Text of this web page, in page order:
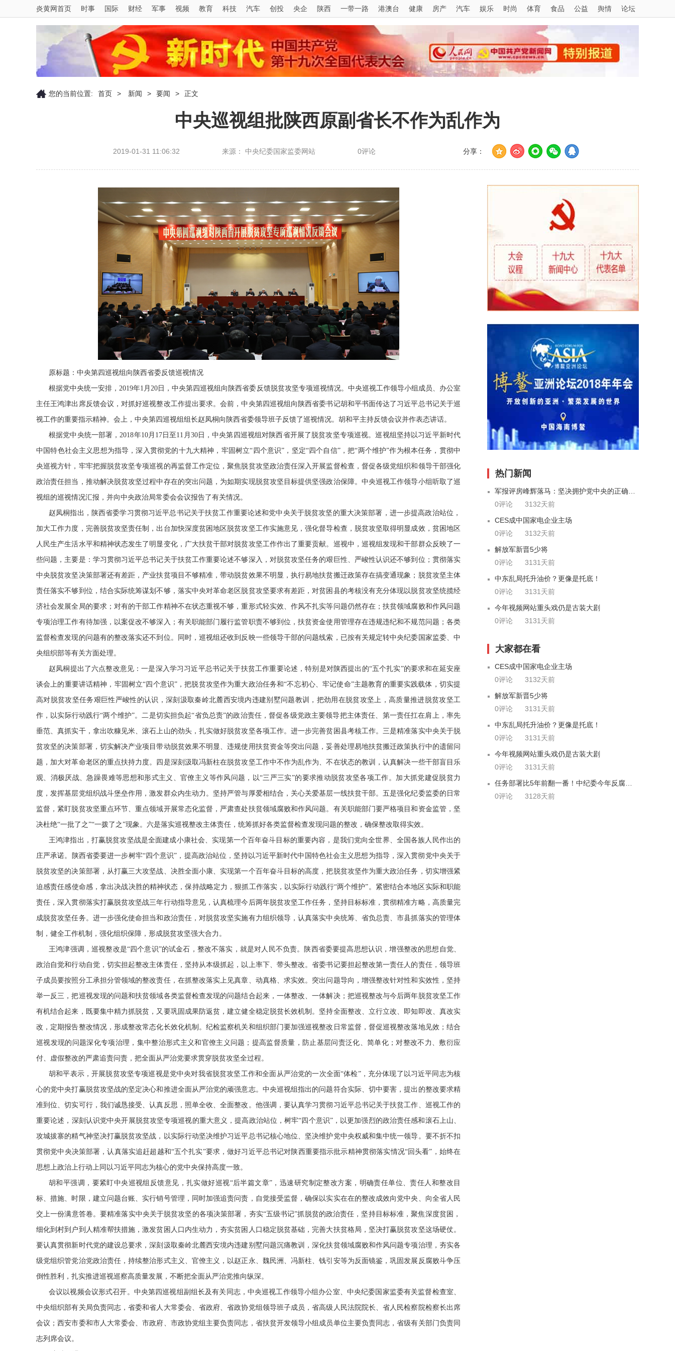
炎黄网首页 时事 国际 财经 军事 视频 教育 科技 汽车 创投 央企 陕西 一带一路 港澳台 健康 房产 汽车 娱乐 时尚 体育 食品 公益 舆情 论坛
您的当前位置: 首页 > 新闻 > 要闻 > 正文
中央巡视组批陕西原副省长不作为乱作为
2019-01-31 11:06:32 来源： 中央纪委国家监委网站 0评论 分享：
原标题：中央第四巡视组向陕西省委反馈巡视情况
根据党中央统一安排，2019年1月20日，中央第四巡视组向陕西省委反馈脱贫攻坚专项巡视情况。中央巡视工作领导小组成员、办公室
主任王鸿津出席反馈会议，对抓好巡视整改工作提出要求。会前，中央第四巡视组向陕西省委书记胡和平书面传达了习近平总书记关于巡
视工作的重要指示精神。会上，中央第四巡视组组长赵凤桐向陕西省委领导班子反馈了巡视情况。胡和平主持反馈会议并作表态讲话。
根据党中央统一部署，2018年10月17日至11月30日，中央第四巡视组对陕西省开展了脱贫攻坚专项巡视。巡视组坚持以习近平新时代
中国特色社会主义思想为指导，深入贯彻党的十九大精神，牢固树立“四个意识”，坚定“四个自信”，把“两个维护”作为根本任务，贯彻中
央巡视方针，牢牢把握脱贫攻坚专项巡视的再监督工作定位，聚焦脱贫攻坚政治责任深入开展监督检查，督促各级党组织和领导干部强化
政治责任担当，推动解决脱贫攻坚过程中存在的突出问题，为如期实现脱贫攻坚目标提供坚强政治保障。中央巡视工作领导小组听取了巡
视组的巡视情况汇报，并向中央政治局常委会会议报告了有关情况。
赵凤桐指出，陕西省委学习贯彻习近平总书记关于扶贫工作重要论述和党中央关于脱贫攻坚的重大决策部署，进一步提高政治站位，
加大工作力度，完善脱贫攻坚责任制，出台加快深度贫困地区脱贫攻坚工作实施意见，强化督导检查，脱贫攻坚取得明显成效，贫困地区
人民生产生活水平和精神状态发生了明显变化，广大扶贫干部对脱贫攻坚工作作出了重要贡献。巡视中，巡视组发现和干部群众反映了一
些问题，主要是：学习贯彻习近平总书记关于扶贫工作重要论述不够深入，对脱贫攻坚任务的艰巨性、严峻性认识还不够到位；贯彻落实
中央脱贫攻坚决策部署还有差距，产业扶贫项目不够精准，带动脱贫效果不明显，执行易地扶贫搬迁政策存在搞变通现象；脱贫攻坚主体
责任落实不够到位，结合实际统筹谋划不够，落实中央对革命老区脱贫攻坚要求有差距，对贫困县的考核没有充分体现以脱贫攻坚统揽经
济社会发展全局的要求；对有的干部工作精神不在状态重视不够，重形式轻实效、作风不扎实等问题仍然存在；扶贫领域腐败和作风问题
专项治理工作有待加强，以案促改不够深入；有关职能部门履行监管职责不够到位，扶贫资金使用管理存在违规违纪和不规范问题；各类
监督检查发现的问题有的整改落实还不到位。同时，巡视组还收到反映一些领导干部的问题线索，已按有关规定转中央纪委国家监委、中
央组织部等有关方面处理。
赵凤桐提出了六点整改意见：一是深入学习习近平总书记关于扶贫工作重要论述，特别是对陕西提出的“五个扎实”的要求和在延安座
谈会上的重要讲话精神，牢固树立“四个意识”，把脱贫攻坚作为重大政治任务和“不忘初心、牢记使命”主题教育的重要实践载体，切实提
高对脱贫攻坚任务艰巨性严峻性的认识，深刻汲取秦岭北麓西安境内违建别墅问题教训，把劲用在脱贫攻坚上，高质量推进脱贫攻坚工
作，以实际行动践行“两个维护”。二是切实担负起“省负总责”的政治责任，督促各级党政主要领导把主体责任、第一责任扛在肩上，率先
垂范、真抓实干，拿出吹糠见米、滚石上山的劲头，扎实做好脱贫攻坚各项工作。进一步完善贫困县考核工作。三是精准落实中央关于脱
贫攻坚的决策部署，切实解决产业项目带动脱贫效果不明显、违规使用扶贫资金等突出问题，妥善处理易地扶贫搬迁政策执行中的遗留问
题，加大对革命老区的重点扶持力度。 四是深刻汲取冯新柱在脱贫攻坚工作中不作为乱作为、不在状态的教训，认真解决一些干部盲目乐
观、消极厌战、急躁畏难等思想和形式主义、官僚主义等作风问题，以“三严三实”的要求推动脱贫攻坚各项工作。加大抓党建促脱贫力
度，发挥基层党组织战斗堡垒作用，激发群众内生动力。坚持严管与厚爱相结合，关心关爱基层一线扶贫干部。五是强化纪委监委的日常
监督，紧盯脱贫攻坚重点环节、重点领域开展常态化监督，严肃查处扶贫领域腐败和作风问题。有关职能部门要严格项目和资金监管，坚
决杜绝“一批了之”“一拨了之”现象。六是落实巡视整改主体责任，统筹抓好各类监督检查发现问题的整改，确保整改取得实效。
王鸿津指出，打赢脱贫攻坚战是全面建成小康社会、实现第一个百年奋斗目标的重要内容，是我们党向全世界、全国各族人民作出的
庄严承诺。陕西省委要进一步树牢“四个意识”，提高政治站位，坚持以习近平新时代中国特色社会主义思想为指导，深入贯彻党中央关于
脱贫攻坚的决策部署，从打赢三大攻坚战、决胜全面小康、实现第一个百年奋斗目标的高度，把脱贫攻坚作为重大政治任务，切实增强紧
迫感责任感使命感，拿出决战决胜的精神状态，保持战略定力，狠抓工作落实，以实际行动践行“两个维护”。紧密结合本地区实际和职能
责任，深入贯彻落实打赢脱贫攻坚战三年行动指导意见，认真梳理今后两年脱贫攻坚工作任务，坚持目标标准，贯彻精准方略，高质量完
成脱贫攻坚任务。进一步强化使命担当和政治责任，对脱贫攻坚实施有力组织领导，认真落实中央统筹、省负总责、市县抓落实的管理体
制，健全工作机制，强化组织保障，形成脱贫攻坚强大合力。
王鸿津强调，巡视整改是“四个意识”的试金石，整改不落实，就是对人民不负责。陕西省委要提高思想认识，增强整改的思想自觉、
政治自觉和行动自觉，切实担起整改主体责任，坚持从本级抓起，以上率下、带头整改。省委书记要担起整改第一责任人的责任，领导班
子成员要按照分工承担分管领域的整改责任，在抓整改落实上见真章、动真格、求实效。突出问题导向，增强整改针对性和实效性，坚持
举一反三，把巡视发现的问题和扶贫领域各类监督检查发现的问题结合起来，一体整改、一体解决；把巡视整改与今后两年脱贫攻坚工作
有机结合起来，既要集中精力抓脱贫，又要巩固成果防返贫，建立健全稳定脱贫长效机制。坚持全面整改、立行立改、即知即改、真改实
改，定期报告整改情况，形成整改常态化长效化机制。纪检监察机关和组织部门要加强巡视整改日常监督，督促巡视整改落地见效；结合
巡视发现的问题深化专项治理，集中整治形式主义和官僚主义问题；提高监督质量，防止基层问责泛化、简单化；对整改不力、敷衍应
付、虚假整改的严肃追责问责，把全面从严治党要求贯穿脱贫攻坚全过程。
胡和平表示，开展脱贫攻坚专项巡视是党中央对我省脱贫攻坚工作和全面从严治党的一次全面“体检”，充分体现了以习近平同志为核
心的党中央打赢脱贫攻坚战的坚定决心和推进全面从严治党的顽强意志。中央巡视组指出的问题符合实际、切中要害，提出的整改要求精
准到位、切实可行，我们诚恳接受、认真反思，照单全收、全面整改。他强调，要认真学习贯彻习近平总书记关于扶贫工作、巡视工作的
重要论述，深刻认识党中央开展脱贫攻坚专项巡视的重大意义，提高政治站位，树牢“四个意识”，以更加强烈的政治责任感和滚石上山、
攻城拔寨的精气神坚决打赢脱贫攻坚战，以实际行动坚决维护习近平总书记核心地位、坚决维护党中央权威和集中统一领导。要不折不扣
贯彻党中央决策部署，认真落实追赶超越和“五个扎实”要求，做好习近平总书记对陕西重要指示批示精神贯彻落实情况“回头看”，始终在
思想上政治上行动上同以习近平同志为核心的党中央保持高度一致。
胡和平强调，要紧盯中央巡视组反馈意见，扎实做好巡视“后半篇文章”，迅速研究制定整改方案，明确责任单位、责任人和整改目
标、措施、时限，建立问题台账、实行销号管理，同时加强追责问责，自觉接受监督，确保以实实在在的整改成效向党中央、向全省人民
交上一份满意答卷。要精准落实中央关于脱贫攻坚的各项决策部署，夯实“五级书记”抓脱贫的政治责任，坚持目标标准，聚焦深度贫困，
细化到村到户到人精准帮扶措施，激发贫困人口内生动力，夯实贫困人口稳定脱贫基础，完善大扶贫格局，坚决打赢脱贫攻坚这场硬仗。
要认真贯彻新时代党的建设总要求，深刻汲取秦岭北麓西安境内违建别墅问题沉痛教训，深化扶贫领域腐败和作风问题专项治理，夯实各
级党组织管党治党政治责任，持续整治形式主义、官僚主义，以赵正永、魏民洲、冯新柱、钱引安等为反面镜鉴，巩固发展反腐败斗争压
倒性胜利，扎实推进巡视巡察高质量发展，不断把全面从严治党推向纵深。
会议以视频会议形式召开。中央第四巡视组副组长及有关同志，中央巡视工作领导小组办公室、中央纪委国家监委有关监督检查室、
中央组织部有关局负责同志，省委和省人大常委会、省政府、省政协党组领导班子成员，省高级人民法院院长、省人民检察院检察长出席
会议；西安市委和市人大常委会、市政府、市政协党组主要负责同志，省扶贫开发领导小组成员单位主要负责同志，省级有关部门负责同
志列席会议。
热门新闻
0评论
3132天前
CES成中国家电企业主场
0评论
3132天前
解放军新晋5少将
0评论
3131天前
中东乱局托升油价？更像是托底！
0评论
3131天前
今年视频网站重头戏仍是古装大剧
0评论
3131天前
大家都在看
CES成中国家电企业主场
0评论
3132天前
解放军新晋5少将
0评论
3131天前
中东乱局托升油价？更像是托底！
0评论
3131天前
今年视频网站重头戏仍是古装大剧
0评论
3131天前
0评论
3128天前